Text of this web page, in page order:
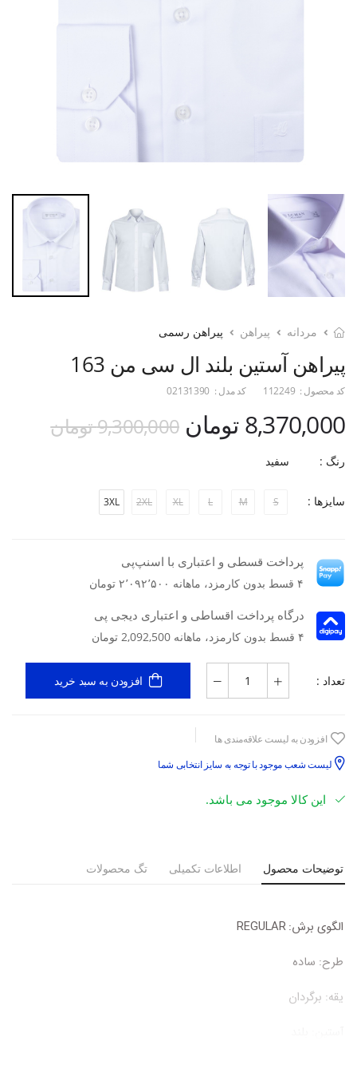
مردانه پیراهن پیراهن رسمی
پیراهن آستین بلند ال سی من 163
کد محصول : 112249 کد مدل : 02131390
8,370,000 تومان 9,300,000 تومان
رنگ : سفید
سایزها : S
M
L
XL
2XL
3XL
پرداخت قسطی و اعتباری با اسنپ‌پی
۴ قسط بدون کارمزد، ماهانه ۲٬۰۹۲٬۵۰۰ تومان
درگاه پرداخت اقساطی و اعتباری دیجی پی
۴ قسط بدون کارمزد، ماهانه 2,092,500 تومان
تعداد : افزودن به سبد خرید
افزودن به لیست علاقه‌مندی ها
لیست شعب موجود با توجه به سایز انتخابی شما
این کالا موجود می باشد.
توضیحات محصول اطلاعات تکمیلی تگ محصولات
الگوی برش:REGULAR
طرح: ساده
یقه: برگردان